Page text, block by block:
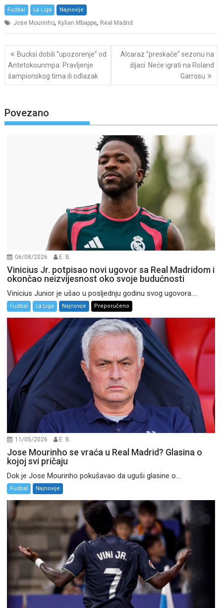
Fudbal La Liga Najnovije
Jose Mourinho, Kylian Mbappe, Real Madrid
Post
navigation
Bucksi dobili “upozorenje” od
Antetokounmpa: Pravljenje
šampionskog tima ili odlazak
Alcaraz “preskače” sezonu na
šljaci: Neće igrati na Roland
Garrosu
Povezano
06/08/2026 E. B.
Vinicius Jr. potpisao novi ugovor sa Real Madridom i
okončao neizvijesnost oko svoje budućnosti
Vinicius Junior je ušao u posljednju godinu svog ugovora....
Fudbal La Liga Najnovije Preporučeno
11/05/2026 E. B.
Jose Mourinho se vraća u Real Madrid? Glasina o
kojoj svi pričaju
Dok je Jose Mourinho pokušavao da uguši glasine o...
Fudbal Najnovije